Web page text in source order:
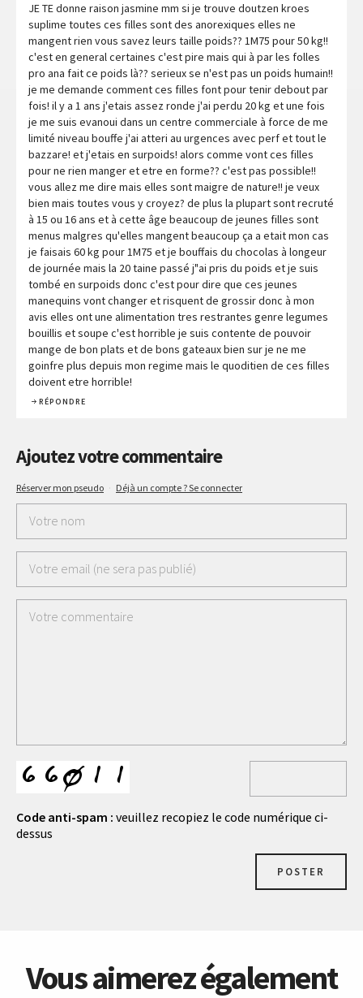
JE TE donne raison jasmine mm si je trouve doutzen kroes
suplime toutes ces filles sont des anorexiques elles ne
mangent rien vous savez leurs taille poids?? 1M75 pour 50 kg!!
c'est en general certaines c'est pire mais qui à par les folles
pro ana fait ce poids là?? serieux se n'est pas un poids humain!!
je me demande comment ces filles font pour tenir debout par
fois! il y a 1 ans j'etais assez ronde j'ai perdu 20 kg et une fois
je me suis evanoui dans un centre commerciale à force de me
limité niveau bouffe j'ai atteri au urgences avec perf et tout le
bazzare! et j'etais en surpoids! alors comme vont ces filles
pour ne rien manger et etre en forme?? c'est pas possible!!
vous allez me dire mais elles sont maigre de nature!! je veux
bien mais toutes vous y croyez? de plus la plupart sont recruté
à 15 ou 16 ans et à cette âge beaucoup de jeunes filles sont
menus malgres qu'elles mangent beaucoup ça a etait mon cas
je faisais 60 kg pour 1M75 et je bouffais du chocolas à longeur
de journée mais la 20 taine passé j"ai pris du poids et je suis
tombé en surpoids donc c'est pour dire que ces jeunes
manequins vont changer et risquent de grossir donc à mon
avis elles ont une alimentation tres restrantes genre legumes
bouillis et soupe c'est horrible je suis contente de pouvoir
mange de bon plats et de bons gateaux bien sur je ne me
goinfre plus depuis mon regime mais le quoditien de ces filles
doivent etre horrible!
RÉPONDRE
Ajoutez votre commentaire
Réserver mon pseudo · Déjà un compte ? Se connecter
Code anti-spam : veuillez recopiez le code numérique ci-
dessus
POSTER
Vous aimerez également